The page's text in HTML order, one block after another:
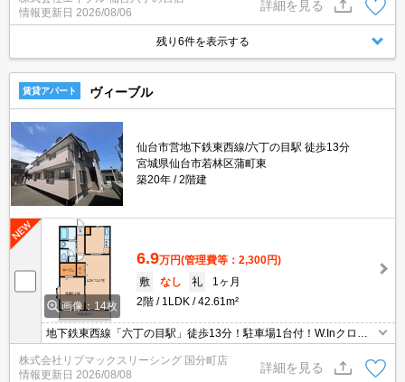
情報更新日 2026/08/06
詳細を見る
残り6件を表示する
賃貸アパート ヴィーブル
仙台市営地下鉄東西線/六丁の目駅 徒歩13分
宮城県仙台市若林区蒲町東
築20年
2階建
画像：14枚
6.9万円(管理費等：2,300円)
敷
なし 礼
1ヶ月
2階
1LDK 42.61m²
地下鉄東西線「六丁の目駅」徒歩13分！駐車場1台付！W.Inクロー
ゼット、TVインターホン、追焚機能、洗髪洗面化粧台など設備面も
充実。仲介手数料は賃料の0.55ヶ月分です♪初期費用クレジット決済
対応♪
株式会社リブマックスリーシング 国分町店
情報更新日 2026/08/08
詳細を見る